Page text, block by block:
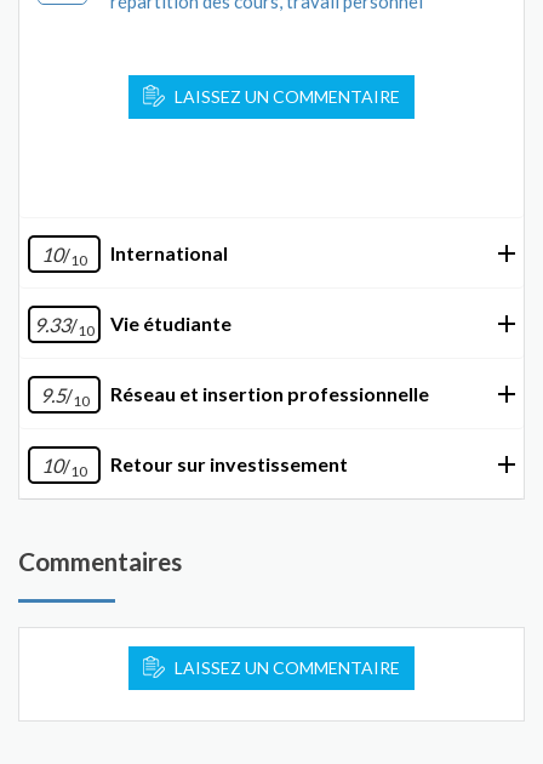
LAISSEZ UN COMMENTAIRE
10/10 International
9.33/10 Vie étudiante
9.5/10 Réseau et insertion professionnelle
10/10 Retour sur investissement
Commentaires
LAISSEZ UN COMMENTAIRE